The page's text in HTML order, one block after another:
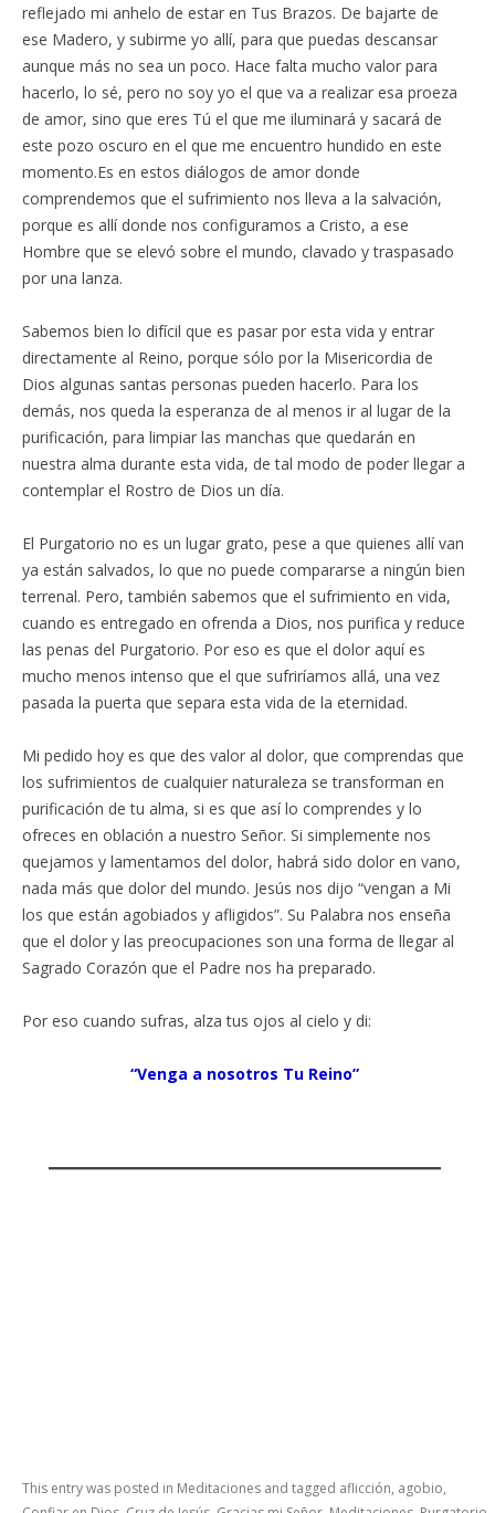
reflejado mi anhelo de estar en Tus Brazos. De bajarte de
ese Madero, y subirme yo allí, para que puedas descansar
aunque más no sea un poco. Hace falta mucho valor para
hacerlo, lo sé, pero no soy yo el que va a realizar esa proeza
de amor, sino que eres Tú el que me iluminará y sacará de
este pozo oscuro en el que me encuentro hundido en este
momento.Es en estos diálogos de amor donde
comprendemos que el sufrimiento nos lleva a la salvación,
porque es allí donde nos configuramos a Cristo, a ese
Hombre que se elevó sobre el mundo, clavado y traspasado
por una lanza.
Sabemos bien lo difícil que es pasar por esta vida y entrar
directamente al Reino, porque sólo por la Misericordia de
Dios algunas santas personas pueden hacerlo. Para los
demás, nos queda la esperanza de al menos ir al lugar de la
purificación, para limpiar las manchas que quedarán en
nuestra alma durante esta vida, de tal modo de poder llegar a
contemplar el Rostro de Dios un día.
El Purgatorio no es un lugar grato, pese a que quienes allí van
ya están salvados, lo que no puede compararse a ningún bien
terrenal. Pero, también sabemos que el sufrimiento en vida,
cuando es entregado en ofrenda a Dios, nos purifica y reduce
las penas del Purgatorio. Por eso es que el dolor aquí es
mucho menos intenso que el que sufriríamos allá, una vez
pasada la puerta que separa esta vida de la eternidad.
Mi pedido hoy es que des valor al dolor, que comprendas que
los sufrimientos de cualquier naturaleza se transforman en
purificación de tu alma, si es que así lo comprendes y lo
ofreces en oblación a nuestro Señor. Si simplemente nos
quejamos y lamentamos del dolor, habrá sido dolor en vano,
nada más que dolor del mundo. Jesús nos dijo “vengan a Mi
los que están agobiados y afligidos”. Su Palabra nos enseña
que el dolor y las preocupaciones son una forma de llegar al
Sagrado Corazón que el Padre nos ha preparado.
Por eso cuando sufras, alza tus ojos al cielo y di:
“Venga a nosotros Tu Reino”
This entry was posted in Meditaciones and tagged aflicción, agobio,